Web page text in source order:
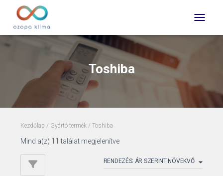
Toshiba
Kezdőlap / Gyártó termék / Toshiba
Mind a(z) 11 találat megjelenítveSorted
price: